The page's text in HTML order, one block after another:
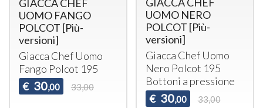
GIACCA CHEF
UOMO FANGO
POLCOT [Più-
versioni]
Giacca Chef Uomo
Fango Polcot 195
€ 30,00 33,00
UOMO NERO
POLCOT [Più-
versioni]
Giacca Chef Uomo
Nero Polcot 195
Bottoni a pressione
€ 30,00 33,00